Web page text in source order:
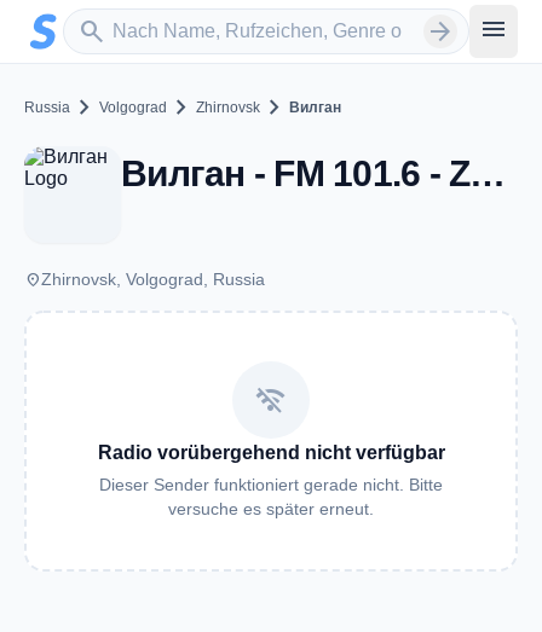
Zum Hauptinhalt springen
search
Sender suchen arrow_forward menu
Russia chevron_right Volgograd chevron_right Zhirnovsk chevron_right Вилган
Вилган - FM 101.6 - Zhirnovsk
placeZhirnovsk, Volgograd, Russia
wifi_off
Radio vorübergehend nicht verfügbar
Dieser Sender funktioniert gerade nicht. Bitte
versuche es später erneut.